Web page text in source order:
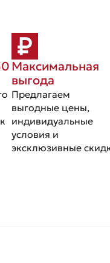
Максимальная
выгода
Предлагаем
выгодные цены,
индивидуальные
условия и
эксклюзивные